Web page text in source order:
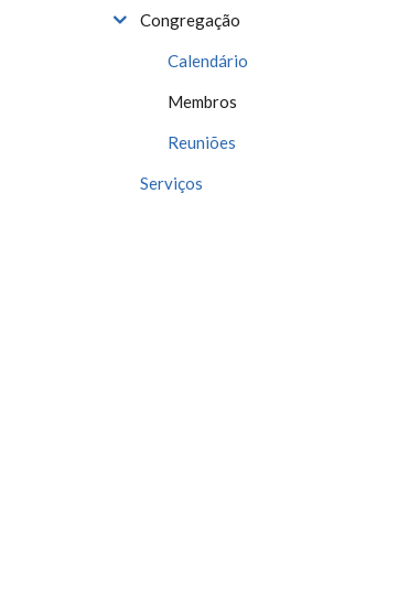
Congregação
Calendário
Membros
Reuniões
Serviços